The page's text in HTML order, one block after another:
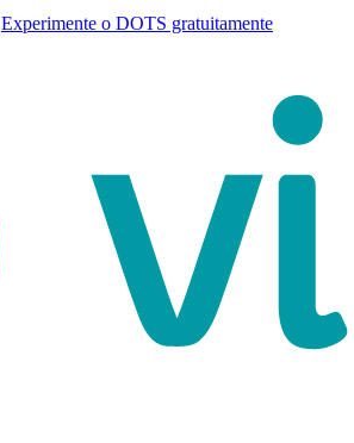
Experimente o DOTS gratuitamente